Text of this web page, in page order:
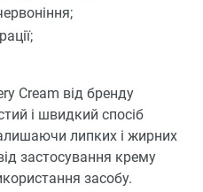
Cream від бренду
і швидкий спосіб
липких і жирних
застосування крему
засобу.